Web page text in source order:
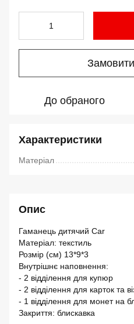
До обраного
Характеристики
Матеріал
Опис
Гаманець дитячий Car
Матеріал: текстиль
Розмір (см) 13*9*3
Внутрішнє наповнення:
- 2 відділення для купюр
- 2 відділення для карток та
- 1 відділення для монет на
Закриття: блискавка